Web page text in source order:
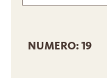
NUMERO: 19